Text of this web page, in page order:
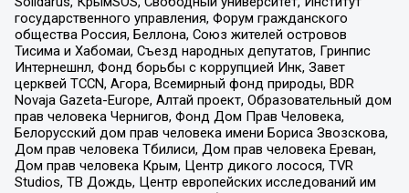
государственного управления, Форум гражданского
общества Россия, Беллона, Союз жителей островов
Тисима и Хабомаи, Съезд народных депутатов, Гринпис
Интернешнл, Фонд борьбы с коррупцией Инк, Завет
церквей TCCN, Агора, Всемирный фонд природы, BDR
Novaja Gazeta-Europe, Алтай проект, Образовательный дом
прав человека Чернигов, Фонд Дом Прав Человека,
Белорусский дом прав человека имени Бориса Звозскова,
Дом прав человека Тбилиси, Дом прав человека Ереван,
Дом прав человека Крым, Центр дикого лосося, TVR
Studios, ТВ Дождь, Центр европейских исследований им